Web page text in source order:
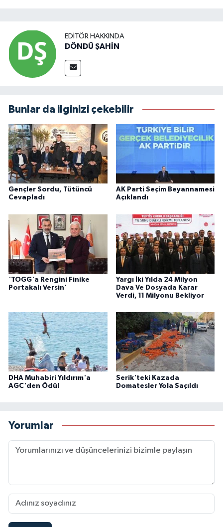
EDITÖR HAKKINDA
DÖNDÜ ŞAHİN
Bunlar da ilginizi çekebilir
Gençler Sordu, Tütüncü
Cevapladı
AK Parti Seçim Beyannamesi
Açıklandı
'TOGG'a Rengini Finike
Portakalı Versin'
Yargı İki Yılda 24 Milyon
Dava Ve Dosyada Karar
Verdi, 11 Milyonu Bekliyor
DHA Muhabiri Yıldırım'a
AGC'den Ödül
Serik'teki Kazada
Domatesler Yola Saçıldı
Yorumlar